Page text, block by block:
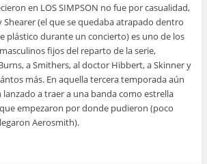
en LOS SIMPSON no fue por casualidad,
Shearer (el que se quedaba atrapado dentro
plástico durante un concierto) es uno de los
fijos del reparto de la serie,
a Smithers, al doctor Hibbert, a Skinner y
más. En aquella tercera temporada aún
lanzado a traer a una banda como estrella
empezaron por donde pudieron (poco
Aerosmith).